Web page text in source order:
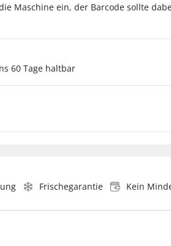
die Maschine ein, der Barcode sollte
60 Tage haltbar
Frischegarantie Kein